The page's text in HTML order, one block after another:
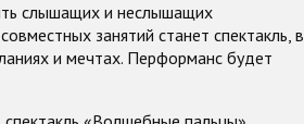
слышащих и неслышащих
занятий станет спектакль, в
и мечтах. Перформанс будет